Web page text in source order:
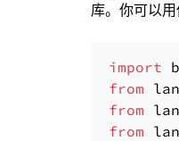
库。你可以
import
from
from
from